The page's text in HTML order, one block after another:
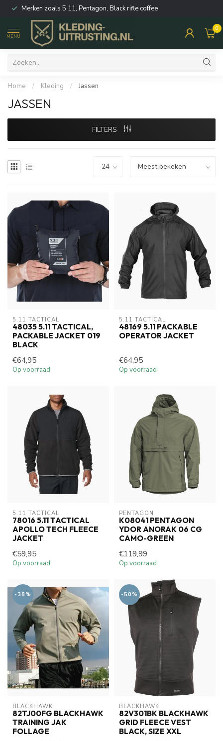
Merken zoals 5.11, Pentagon, Black rifle coffee
MENU
0
Home / Kleding / Jassen
JASSEN
FILTERS
5.11 TACTICAL
48035 5.11 TACTICAL,
PACKABLE JACKET 019
BLACK
€64,95
Op voorraad
5.11 TACTICAL
48169 5.11 PACKABLE
OPERATOR JACKET
€64,95
Op voorraad
5.11 TACTICAL
78016 5.11 TACTICAL
APOLLO TECH FLEECE
JACKET
€59,95
Op voorraad
PENTAGON
K08041 PENTAGON
YDOR ANORAK 06 CG
CAMO-GREEN
€119,99
Op voorraad
-38%
BLACKHAWK
82TJ00FG BLACKHAWK
TRAINING JAK
FOLLAGE
-50%
BLACKHAWK
82V301BK BLACKHAWK
GRID FLEECE VEST
BLACK, SIZE XXL